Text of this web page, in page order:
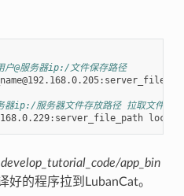
@服务器ip:/文件保存路径
器ip:/服务器文件存放路径 拉取文件保
app_bin
好的程序拉到LubanCat。